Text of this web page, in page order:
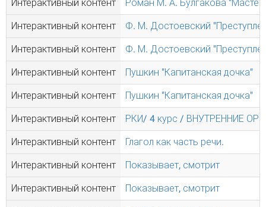
Интерактивный контент Роман М. А. Булгакова
Интерактивный контент Ф. М. Достоевский
Интерактивный контент Ф. М. Достоевский
Интерактивный контент Пушкин "Капитанская дочка"
Интерактивный контент Пушкин "Капитанская дочка"
Интерактивный контент РКИ/ 4 курс / ВНУТРЕННИЕ
Интерактивный контент Глагол как часть речи.
Интерактивный контент Показывает, смотрит
Интерактивный контент Показывает, смотрит